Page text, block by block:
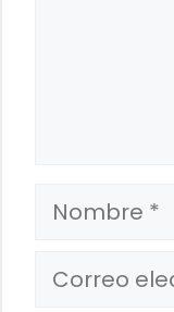
Nombre
Correo
electrónico